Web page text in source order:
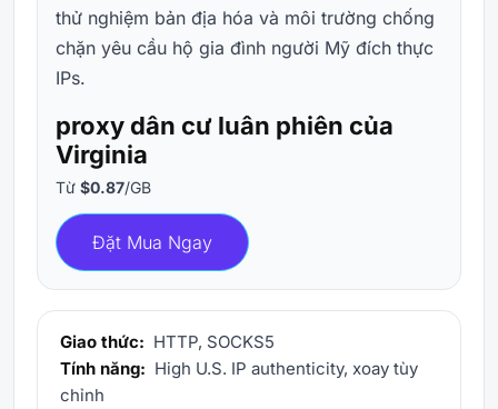
thử nghiệm bản địa hóa và môi trường chống
chặn yêu cầu hộ gia đình người Mỹ đích thực
IPs.
proxy dân cư luân phiên của
Virginia
Từ $0.87/GB
Đặt Mua Ngay
Giao thức: HTTP, SOCKS5
Tính năng: High U.S. IP authenticity, xoay tùy
chỉnh